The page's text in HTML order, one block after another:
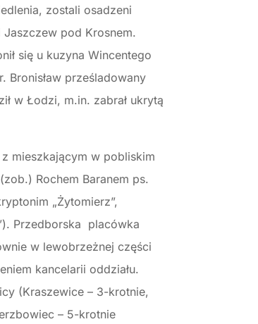
zostali osadzeni
pod Krosnem.
się u kuzyna Wincentego
Bronisław prześladowany
w Łodzi, m.in. zabrał ukrytą
mieszkającym w pobliskim
Rochem Baranem ps.
„Żytomierz”,
Przedborska placówka
w lewobrzeżnej części
kancelarii oddziału.
(Kraszewice – 3-krotnie,
– 5-krotnie